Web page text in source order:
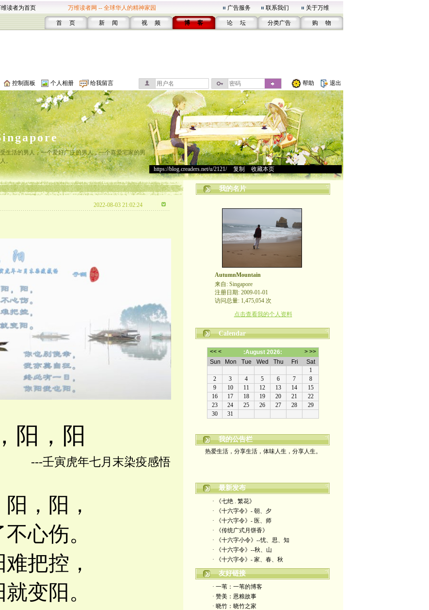
读者为首页 万维读者网 -- 全球华人的精神家园 广告服务 联系我们 关于万维
首 页 新 闻 视 频 博 客 论 坛 分类广告 购 物
控制面板 个人相册 给我留言 帮助 退出
生活的男人，一个爱好广泛的男人，一个喜爱宅家的男
人。
https://blog.creaders.net/u/2121/> 复制 收藏本页
2022-08-03 21:02:24
阳，阳
---壬寅虎年七月末染疫感悟
阳，阳，
心伤。
难把控，
变阳。
我的名片
AutumnMountain
来自: Singapore
注册日期: 2009-01-01
访问总量: 1,475,054 次
点击查看我的个人资料
Calendar
我的公告栏
热爱生活，分享生活，体味人生，分享人生。
最新发布
· 《七绝 . 繁花》
· 《十六字令》- 朝、夕
· 《十六字令》- 医、师
· 《传统广式月饼香》
· 《十六字小令》--忧、思、知
· 《十六字令》--秋、山
· 《十六字令》- 家、春、秋
友好链接
· 一苇：一苇的博客
· 赞美：恩粮故事
· 晓竹：晓竹之家